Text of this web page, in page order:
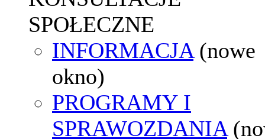
SPOŁECZNE
INFORMACJA (nowe
okno)
PROGRAMY I
SPRAWOZDANIA